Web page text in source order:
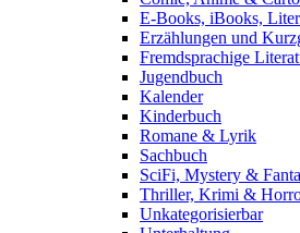
E-Books, iBooks,
Erzählungen und
Fremdsprachige
Jugendbuch
Kalender
Kinderbuch
Romane & Lyrik
Sachbuch
SciFi, Mystery &
Thriller, Krimi &
Unkategorisierbar